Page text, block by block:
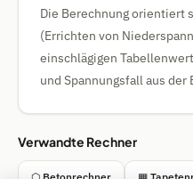
Die Berechnung orientiert
(Errichten von
einschlägigen
und Spannungsfall aus
Verwandte Rechner